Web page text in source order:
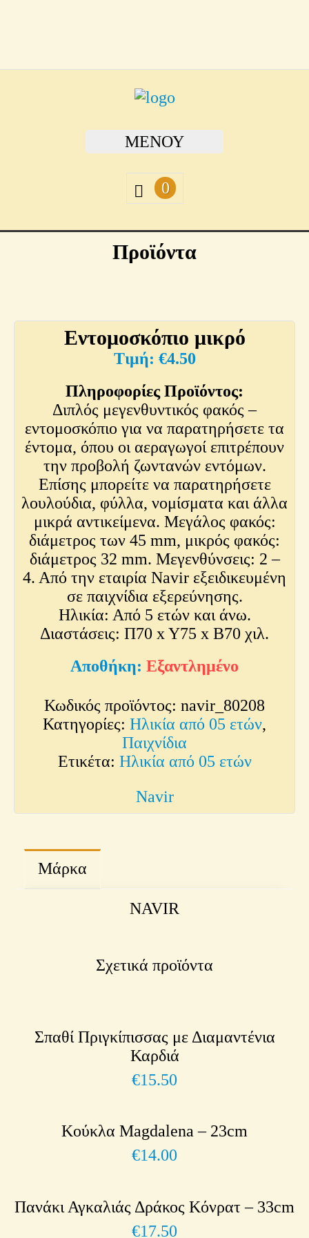
ΜΕΝΟΎ
0
Προϊόντα
Εντομοσκόπιο μικρό
€4.50
Πληροφορίες Προϊόντος:
Διπλός μεγενθυντικός φακός –
εντομοσκόπιο για να παρατηρήσετε τα
έντομα, όπου οι αεραγωγοί επιτρέπουν
την προβολή ζωντανών εντόμων.
Επίσης μπορείτε να παρατηρήσετε
λουλούδια, φύλλα, νομίσματα και άλλα
μικρά αντικείμενα. Μεγάλος φακός:
διάμετρος των 45 mm, μικρός φακός:
διάμετρος 32 mm. Μεγενθύνσεις: 2 –
4. Από την εταιρία Navir εξειδικευμένη
σε παιχνίδια εξερεύνησης.
Ηλικία: Από 5 ετών και άνω.
Διαστάσεις: Π70 x Y75 x Β70 χιλ.
Εξαντλημένο
Κωδικός προϊόντος: navir_80208
Κατηγορίες: Ηλικία από 05 ετών,
Παιχνίδια
Ετικέτα: Ηλικία από 05 ετών
Navir
Μάρκα
NAVIR
Σχετικά προϊόντα
Σπαθί Πριγκίπισσας με Διαμαντένια
Καρδιά
€15.50
Κούκλα Magdalena – 23cm
€14.00
Πανάκι Αγκαλιάς Δράκος Κόνρατ – 33cm
€17.50